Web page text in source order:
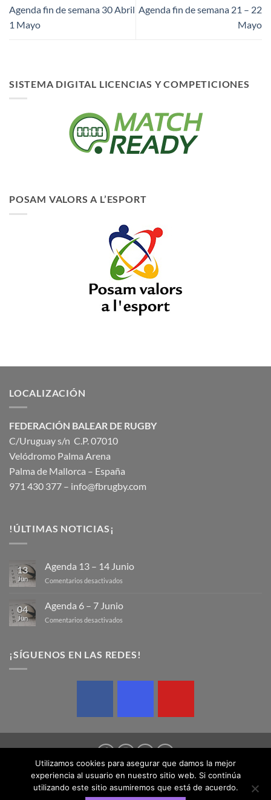
Agenda fin de semana 30 Abril
1 Mayo
Agenda fin de semana 21 – 22
Mayo
SISTEMA DIGITAL LICENCIAS Y COMPETICIONES
POSAM VALORS A L’ESPORT
LOCALIZACIÓN
FEDERACIÓN BALEAR DE RUGBY
C/Uruguay s/n C.P. 07010
Velódromo Palma Arena
Palma de Mallorca – España
971 430 377 – info@fbrugby.com
!ÚLTIMAS NOTICIAS¡
13
Jun
Agenda 13 – 14 Junio
Comentarios desactivados
–
04
Jun
Agenda 6 – 7 Junio
Comentarios desactivados
7
¡SÍGUENOS EN LAS REDES!
AVISO LEGAL POLÍTICA DE COOKIES POLÍTICA DE PRIVACIDAD
Utilizamos cookies para asegurar que damos la mejor
experiencia al usuario en nuestro sitio web. Si continúa
utilizando este sitio asumiremos que está de acuerdo.